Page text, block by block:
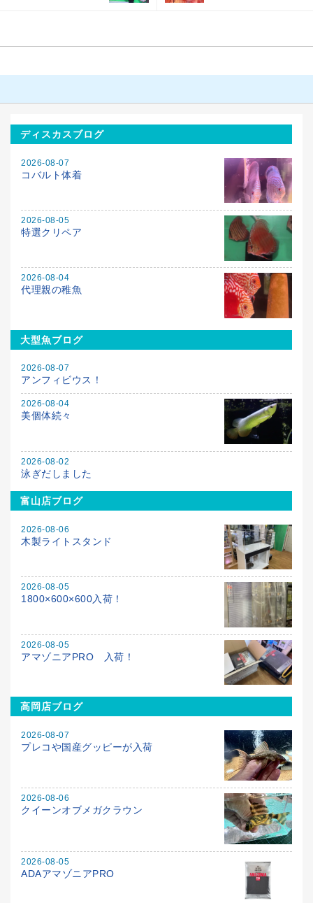
ディスカスブログ
2026-08-07
コバルト体着
2026-08-05
特選クリペア
2026-08-04
代理親の稚魚
大型魚ブログ
2026-08-07
アンフィビウス！
2026-08-04
美個体続々
2026-08-02
泳ぎだしました
富山店ブログ
2026-08-06
木製ライトスタンド
2026-08-05
1800×600×600入荷！
2026-08-05
アマゾニアPRO 入荷！
高岡店ブログ
2026-08-07
プレコや国産グッピーが入荷
2026-08-06
クイーンオブメガクラウン
2026-08-05
ADAアマゾニアPRO